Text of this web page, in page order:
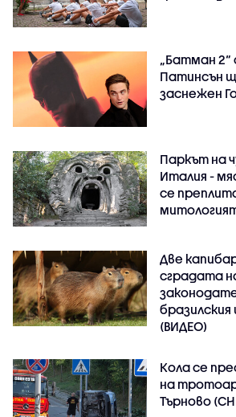
„Батман 2“
Патинсън
заснежен
Паркът на
Италия -
се
Две
сградата
(ВИДЕО)
Кола се
на тротоар
Търново